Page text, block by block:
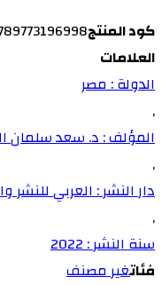
كود المنتج
العلامات
الدولة : مصر
,
المؤلف : د. سعد سلمان
,
دار النشر : العربي للنشر
,
سنة النشر : 2022
فئاتغير مصنف